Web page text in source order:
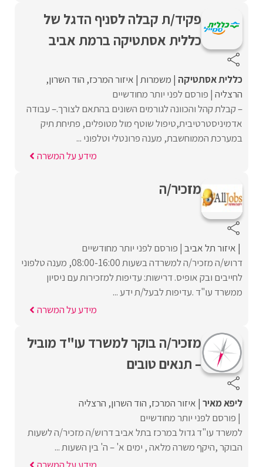
פקיד/ת קבלה לסניף הדגל של
כללית אסתטיקה ברמת אביב
כללית אסתטיקה משמרות איזור המרכז הוד השרון
הרצליה פורסם לפני יותר מחודשיים
– קבלת קהל והכוונה לגורמים השונים בהתאם לצורך.– עבודה
אדמיניסטרטיבית,טיפול שוטף מול מטופלים, פתיחת תיק
במערכת הממוחשבת, מענה פרונטלי וטלפוני ...
מידע על המשרה
מזכיר/ה
איזור תל אביב פורסם לפני יותר מחודשיים
דרוש/ה מזכיר/ה למשרדה בשעות 08:00-16:00, מענה טלפוני
לחייבים ובק אופיס. דרישות: עדיפות למזכירות עם ניסיון
ממשרד עו"ד .עדיפות לבעל/ת ידע ...
מידע על המשרה
מזכיר/ה בוקר למשרד עו"ד מוביל
– תנאים טובים
ליפא מאיר איזור המרכז הוד השרון הרצליה
פורסם לפני יותר מחודשיים
למשרד עו"ד גדול במרכז בתל אביב דרוש/ה מזכיר/ה לשעות
הבוקר ,היקף משרה מלאה , ימים א' – ה' בין השעות ...
מידע על המשרה